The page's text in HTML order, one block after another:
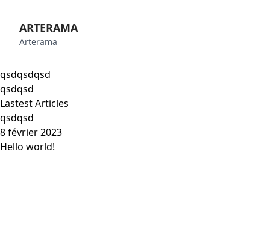
ARTERAMA
Arterama
qsdqsdqsd
qsdqsd
Lastest Articles
qsdqsd
8 février 2023
Hello world!